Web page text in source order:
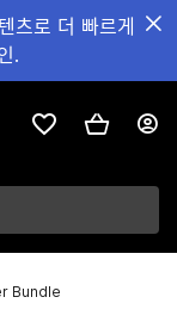
츠로 더 빠르게
.
Bundle